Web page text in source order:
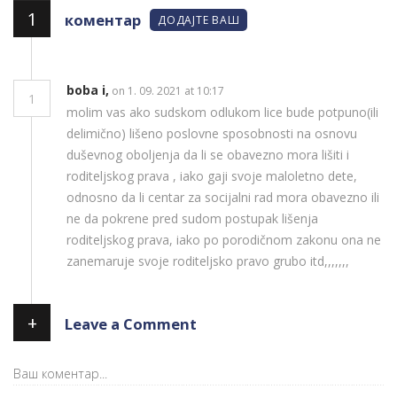
1 коментар ДОДАЈТЕ ВАШ
1
boba i, on 1. 09. 2021 at 10:17
molim vas ako sudskom odlukom lice bude potpuno(ili
delimično) lišeno poslovne sposobnosti na osnovu
duševnog oboljenja da li se obavezno mora lišiti i
roditeljskog prava , iako gaji svoje maloletno dete,
odnosno da li centar za socijalni rad mora obavezno ili
ne da pokrene pred sudom postupak lišenja
roditeljskog prava, iako po porodičnom zakonu ona ne
zanemaruje svoje roditeljsko pravo grubo itd,,,,,,,
+ Leave a Comment